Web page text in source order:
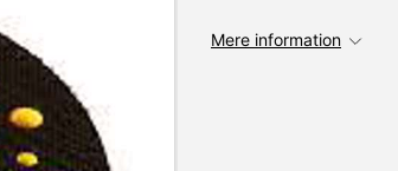
Mere information